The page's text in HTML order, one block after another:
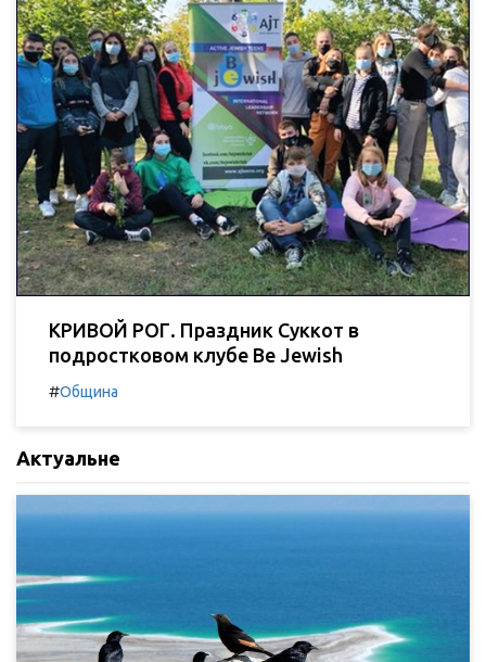
КРИВОЙ РОГ. Праздник Суккот в
подростковом клубе Be Jewish
#Община
Актуальне